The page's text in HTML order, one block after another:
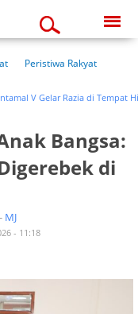
02:40:40 am
Peristiwa Rakyat
V Gelar Razia di Tempat
Bangsa:
di
MJ
- 11:18